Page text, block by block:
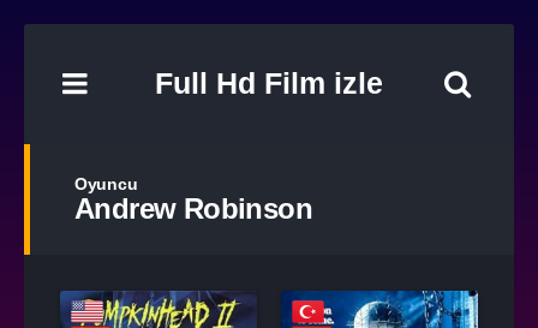
Full Hd Film izle
Oyuncu
Andrew Robinson